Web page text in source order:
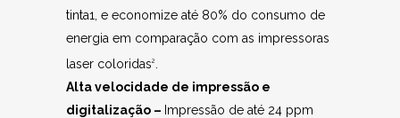
tinta1, e economize até 80% do consumo de
energia em comparação com as impressoras
laser coloridas2
Alta velocidade de impressão e
digitalização – Impressão de até 24 ppm